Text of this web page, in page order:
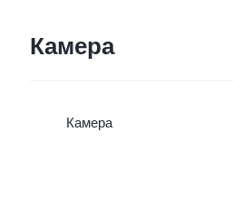
Камера
Камера